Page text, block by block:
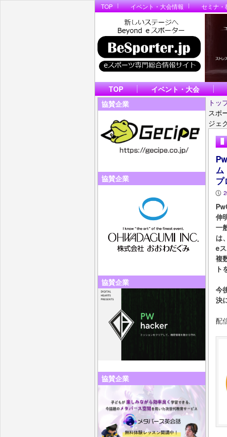
TOP イベント・大会情報 セミナ・
TOP イベント・大会
協賛企業
協賛企業
協賛企業
協賛企業
トッ
スポ
ジェ
ム
プ
P
伸
一
は、
e
複
ト
今
決
配